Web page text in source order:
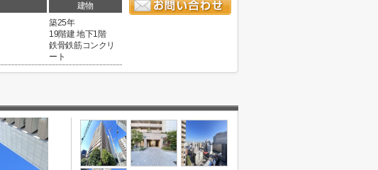
建物
築25年
19階建 地下1階
鉄骨鉄筋コンクリ
ート